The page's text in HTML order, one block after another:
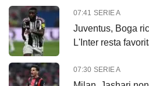
07:41 SERIE A
Juventus, Boga
L'Inter resta
07:30 SERIE A